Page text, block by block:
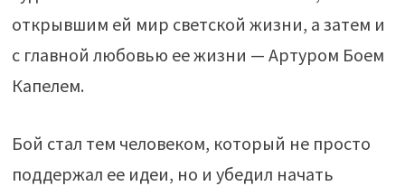
открывшим ей мир светской жизни, а затем и
с главной любовью ее жизни — Артуром Боем
Капелем.
Бой стал тем человеком, который не просто
поддержал ее идеи, но и убедил начать